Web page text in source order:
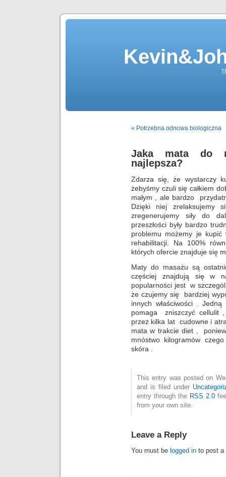
« Potrzebna odnowa biologiczna
Jaka mata do
najlepsza?
Zdarza się, że wystarczy
żebyśmy czuli się całkiem
małym , ale bardzo
Dzięki niej zrelaksujemy
zregenerujemy siły do
przeszłości były bardzo
problemu możemy je
rehabilitacji. Na 100%
których ofercie znajduje się
Maty do masażu są
częściej znajdują się w
popularności jest w
że czujemy się bardziej
innych właściwości .
pomaga zniszczyć cellulit
przez kilka lat cudowne i
mata w trakcie diet ,
mnóstwo kilogramów
skóra .
This entry was posted on
and is filed under
entry through the RSS 2.0
from your own site.
Leave a Reply
You must be logged in to post a